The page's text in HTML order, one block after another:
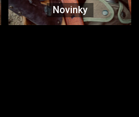
Novinky